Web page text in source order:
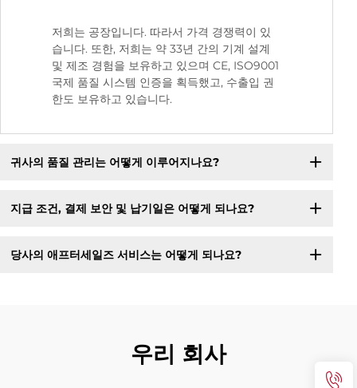
저희는 공장입니다. 따라서 가격 경쟁력이 있
습니다. 또한, 저희는 약 33년 간의 기계 설계
및 제조 경험을 보유하고 있으며 CE, ISO9001
국제 품질 시스템 인증을 획득했고, 수출입 권
한도 보유하고 있습니다.
귀사의 품질 관리는 어떻게 이루어지나요?
지급 조건, 결제 보안 및 납기일은 어떻게 되나요?
당사의 애프터세일즈 서비스는 어떻게 되나요?
우리 회사